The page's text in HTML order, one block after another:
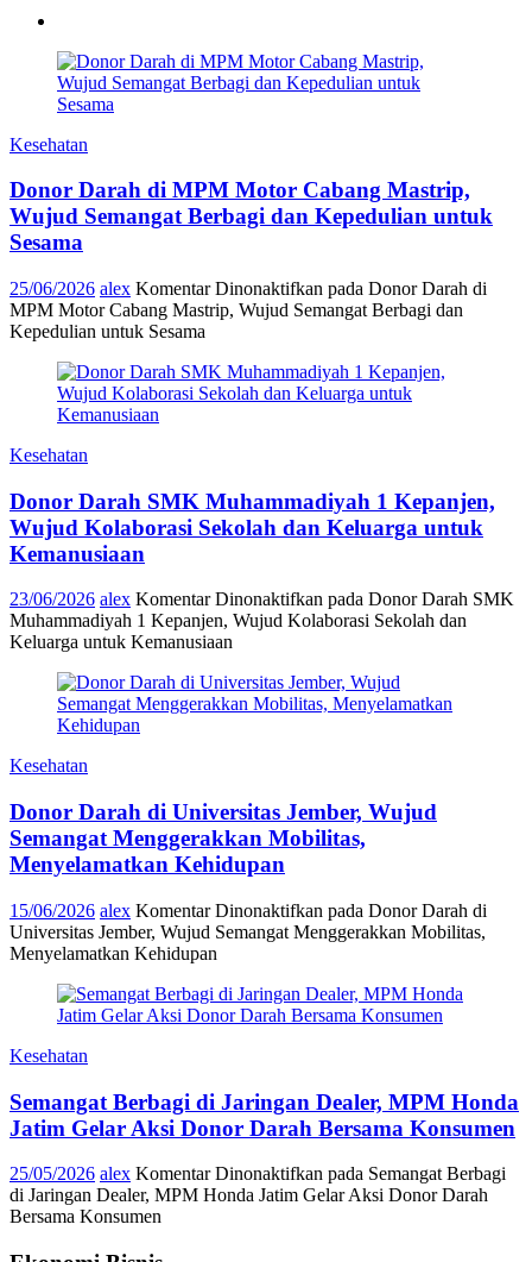
Kesehatan
Donor Darah di MPM Motor Cabang Mastrip,
Wujud Semangat Berbagi dan Kepedulian untuk
Sesama
25/06/2026 alex Komentar Dinonaktifkan pada Donor Darah di
MPM Motor Cabang Mastrip, Wujud Semangat Berbagi dan
Kepedulian untuk Sesama
Kesehatan
Donor Darah SMK Muhammadiyah 1 Kepanjen,
Wujud Kolaborasi Sekolah dan Keluarga untuk
Kemanusiaan
23/06/2026 alex Komentar Dinonaktifkan pada Donor Darah SMK
Muhammadiyah 1 Kepanjen, Wujud Kolaborasi Sekolah dan
Keluarga untuk Kemanusiaan
Kesehatan
Donor Darah di Universitas Jember, Wujud
Semangat Menggerakkan Mobilitas,
Menyelamatkan Kehidupan
15/06/2026 alex Komentar Dinonaktifkan pada Donor Darah di
Universitas Jember, Wujud Semangat Menggerakkan Mobilitas,
Menyelamatkan Kehidupan
Kesehatan
Semangat Berbagi di Jaringan Dealer, MPM Honda
Jatim Gelar Aksi Donor Darah Bersama Konsumen
25/05/2026 alex Komentar Dinonaktifkan pada Semangat Berbagi
di Jaringan Dealer, MPM Honda Jatim Gelar Aksi Donor Darah
Bersama Konsumen